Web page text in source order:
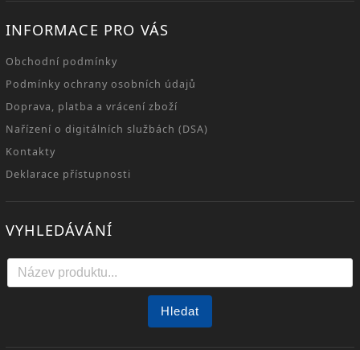
INFORMACE PRO VÁS
Obchodní podmínky
Podmínky ochrany osobních údajů
Doprava, platba a vrácení zboží
Nařízení o digitálních službách (DSA)
Kontakty
Deklarace přístupnosti
VYHLEDÁVÁNÍ
Hledat